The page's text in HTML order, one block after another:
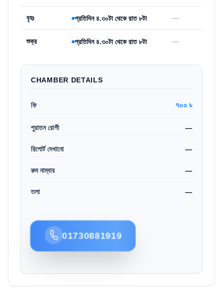
বৃহঃ প্রতিদিন ৪.৩০টা থেকে রাত ৮টা —
শুক্র প্রতিদিন ৪.৩০টা থেকে রাত ৮টা —
CHAMBER DETAILS
ফি ৭০০ ৳
পুরাতন রোগী —
রিপোর্ট দেখানো —
রুম নাম্বার —
তলা —
01730881919